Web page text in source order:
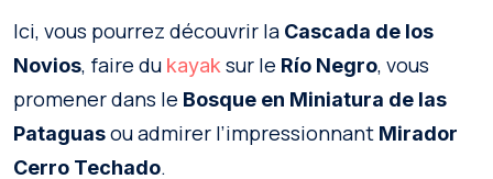
Ici, vous pourrez découvrir la Cascada de los
Novios, faire du kayak sur le Río Negro, vous
promener dans le Bosque en Miniatura de las
Pataguasou admirer l’impressionnant Mirador
Cerro Techado.